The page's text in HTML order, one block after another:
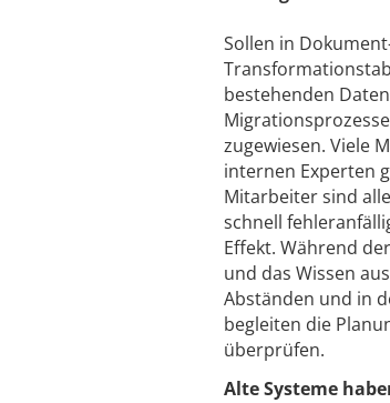
Sollen in
bestehenden
zugewiesen. Viele
internen Experten
Mitarbeiter sind
schnell
Effekt. Während
und das Wissen
Abständen und in
begleiten die
überprüfen.
Alte Systeme